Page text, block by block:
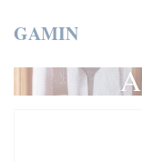
GAMIN